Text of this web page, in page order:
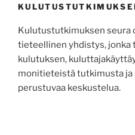
Kulutustutkimuksen seura
tieteellinen yhdistys, jonka
kulutuksen,
monitieteistä tutkimusta ja
perustuvaa keskustelua.